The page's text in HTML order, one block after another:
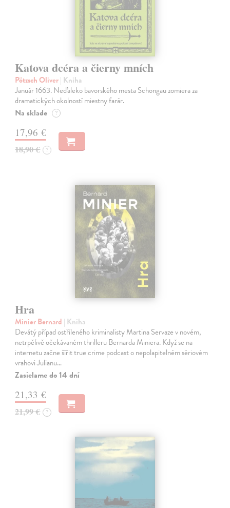
Katova dcéra a čierny mních
Pötzsch Oliver| Kniha
Január 1663. Neďaleko bavorského mesta Schongau zomiera za
dramatických okolností miestny farár.
Na sklade ?
17,96 €
18,90 € ?
Hra
Minier Bernard | Kniha
Devátý případ ostříleného kriminalisty Martina Servaze v novém,
netrpělivě očekávaném thrilleru Bernarda Miniera. Když se na
internetu začne šířit true crime podcast o nepolapitelném sériovém
vrahovi Julianu…
Zasielame do 14 dní
21,33 €
21,99 € ?